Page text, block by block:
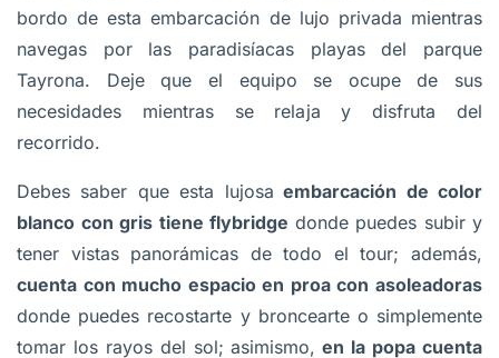
bordo de esta embarcación de lujo privada mientras
navegas por las paradisíacas playas del parque
Tayrona. Deje que el equipo se ocupe de sus
necesidades mientras se relaja y disfruta del
recorrido.
Debes saber que esta lujosa embarcación de color
blanco con gris tiene flybridge donde puedes subir y
tener vistas panorámicas de todo el tour; además,
cuenta con mucho espacio en proa con asoleadoras
donde puedes recostarte y broncearte o simplemente
tomar los rayos del sol; asimismo, en la popa cuenta